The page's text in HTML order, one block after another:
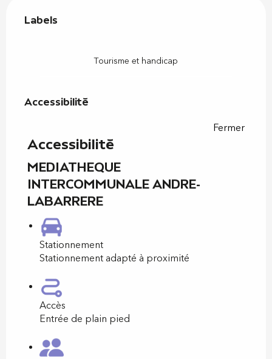
Labels
Labels
Tourisme et handicap
Accessibilité
Fermer
Accessibilité
MEDIATHEQUE
INTERCOMMUNALE ANDRE-
LABARRERE
Stationnement
Stationnement adapté à proximité
Accès
Entrée de plain pied